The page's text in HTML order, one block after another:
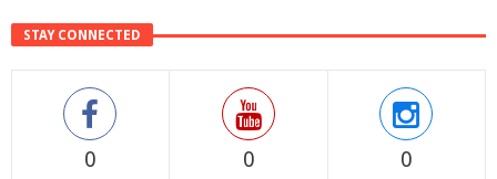
STAY CONNECTED
0 0 0